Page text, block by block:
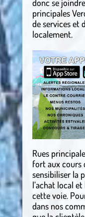
donc se
principales
de services et
localement.
Rues
fort aux cours
sensibiliser la
l’achat local
cette voie.
dans nos